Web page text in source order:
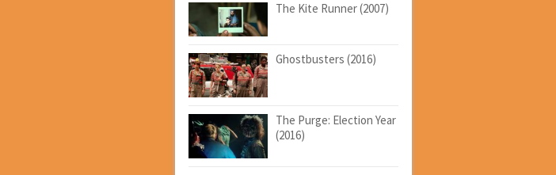
The Kite Runner (2007)
Ghostbusters (2016)
The Purge: Election Year
(2016)